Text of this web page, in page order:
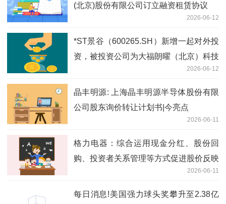
(北京)股份有限公司订立融资租赁协议
2026-06-12
*ST景谷（600265.SH）新增一起对外投
资，被投资公司为大福朗曜（北京）科技
2026-06-12
晶丰明源: 上海晶丰明源半导体股份有限
公司股东询价转让计划书|今亮点
2026-06-11
格力电器：综合运用现金分红、股份回
购、投资者关系管理等方式促进股价反映
2026-06-11
每日消息!美国强力球头奖攀升至2.38亿